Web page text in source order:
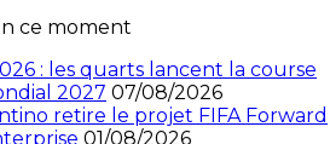
ce moment
: les quarts lancent la course
2027 07/08/2026
retire le projet FIFA Forward
01/08/2026